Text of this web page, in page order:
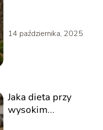
medycynie
14 października, 2025
Jaka dieta przy
wysokim